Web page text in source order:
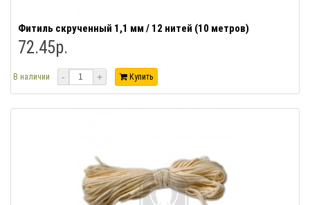
Фитиль скрученный 1,1 мм / 12 нитей (10 метров)
72.45р.
В наличии - + Купить